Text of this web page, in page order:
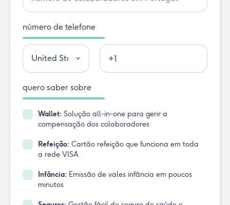
número de telefone
quero saber sobre
Wallet: Solução all-in-one para gerir a
compensação dos colaboradores
Refeição: Cartão refeição que funciona em toda
a rede VISA
Infância: Emissão de vales infância em poucos
minutos